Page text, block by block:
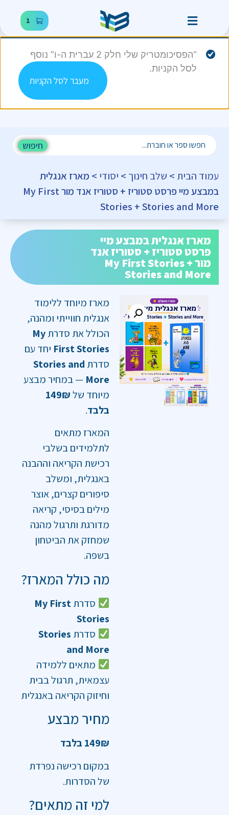
1
“הפסיכומטריק שלי חלק 2 עברית ה-ו” נוסף
לסל הקניות.
מעבר לסל הקניות
חיפוש
עמוד הבית > שלב חינוך > יסודי > מארז אנגלית
במבצע מיי פרסט סטוריז + סטוריז אנד מור My First
Stories + Stories and More
מארז אנגלית במבצע מיי
פרסט סטוריז + סטוריז אנד
מור My First Stories +
Stories and More
מארז מיוחד ללימוד
אנגלית חווייתי ומהנה,
הכולל את סדרתMy
First Stories יחד עם
סדרת Stories and
More — במחיר מבצע
מיוחד של149₪
בלבד.
המארז מתאים
לתלמידים בשלבי
רכישת הקריאה וההבנה
באנגלית, ומשלב
סיפורים קצרים, אוצר
מילים בסיסי, קריאה
מדורגת ותרגול מהנה
שמחזק את הביטחון
בשפה.
מה כולל המארז?
סדרתMy First
Stories
סדרת Stories
and More
מתאים ללמידה
עצמאית, תרגול בבית
וחיזוק הקריאה באנגלית
מחיר מבצע
149₪ בלבד
במקום רכישה נפרדת
של הסדרות.
למי זה מתאים?